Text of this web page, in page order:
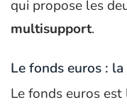
qui propose les
multisupport.
Le fonds euros :
Le fonds euros